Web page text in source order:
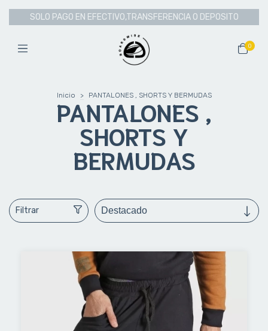
SOLO PAGO EN EFECTIVO,TRANSFERENCIA O DEPOSITO
0
Inicio > PANTALONES , SHORTS Y BERMUDAS
PANTALONES ,
SHORTS Y
BERMUDAS
Filtrar